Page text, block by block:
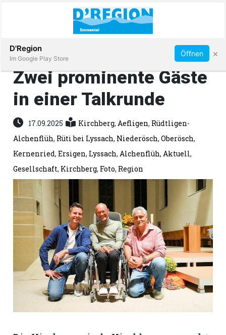
Immobilien
Veranstaltungen
Stellen
E-
Paper
App
Abonnieren
Zwei prominente Gäste
in einer Talkrunde
17.09.2025 Kirchberg,Aefligen, Rüdtligen-
Alchenflüh, Rüti bei Lyssach, Niederösch,Oberösch,
Kernenried,Ersigen, Lyssach,Alchenflüh,Aktuell,
Gesellschaft, Kirchberg, Foto, Region
D'Region
Im Google Play Store
Öffnen ×